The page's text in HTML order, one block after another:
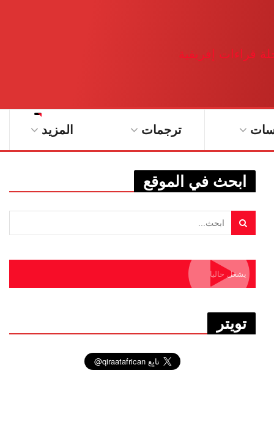
ترجمات المزيد
ابحث في الموقع
يشغل حاليا
تويتر